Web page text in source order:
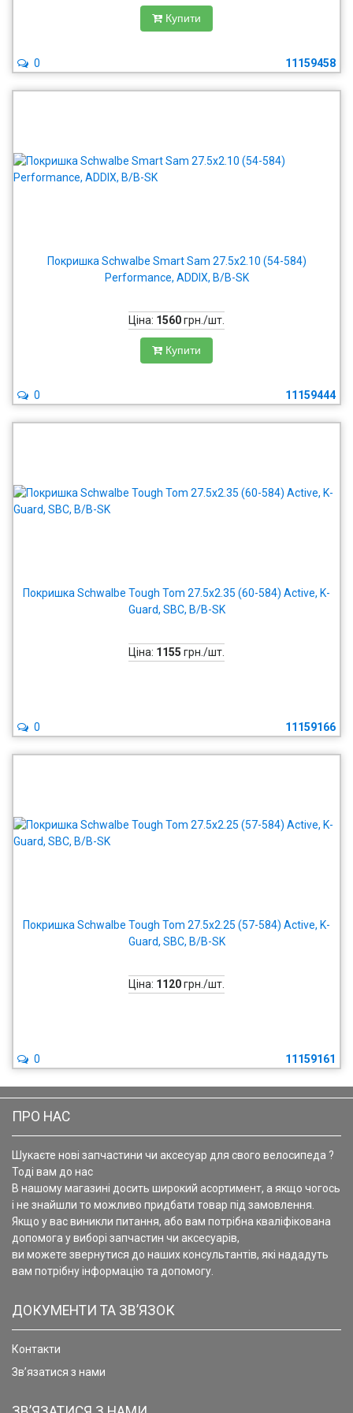
Купити
11159458
0
Покришка Schwalbe Smart Sam 27.5x2.10 (54-584)
Performance, ADDIX, B/B-SK
Ціна: 1560грн./шт.
Купити
11159444
0
Покришка Schwalbe Tough Tom 27.5x2.35 (60-584) Active, K-
Guard, SBC, B/B-SK
Ціна: 1155 грн./шт.
11159166
0
Покришка Schwalbe Tough Tom 27.5x2.25 (57-584) Active, K-
Guard, SBC, B/B-SK
Ціна: 1120грн./шт.
11159161
0
ПРО НАС
Шукаєте нові запчастини чи аксесуар для свого велосипеда ?
Тоді вам до нас
В нашому магазині досить широкий асортимент, а якщо чогось
і не знайшли то можливо придбати товар під замовлення.
Якщо у вас виникли питання, або вам потрібна кваліфікована
допомога у виборі запчастин чи аксесуарів,
ви можете звернутися до наших консультантів, які нададуть
вам потрібну інформацію та допомогу.
ДОКУМЕНТИ ТА ЗВ’ЯЗОК
Контакти
Зв’язатися з нами